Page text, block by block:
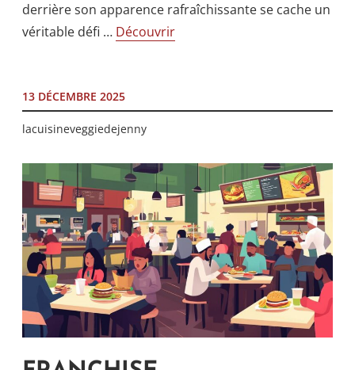
derrière son apparence rafraîchissante se cache un
véritable défi … Découvrir
13 DÉCEMBRE 2025
lacuisineveggiedejenny